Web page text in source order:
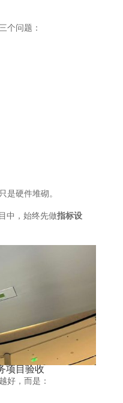
个问题：
是硬件堆砌。
中，始终先做指标设
项目验收
好，而是：